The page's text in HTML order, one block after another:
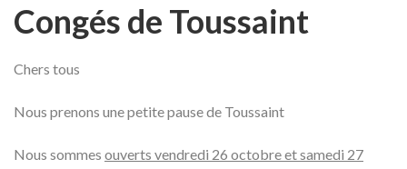
Congés de Toussaint
Chers tous
Nous prenons une petite pause de Toussaint
Nous sommes ouverts vendredi 26 octobre et samedi 27